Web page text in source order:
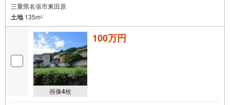
三重県名張市東田原
土地135m2
画像4枚
100万円